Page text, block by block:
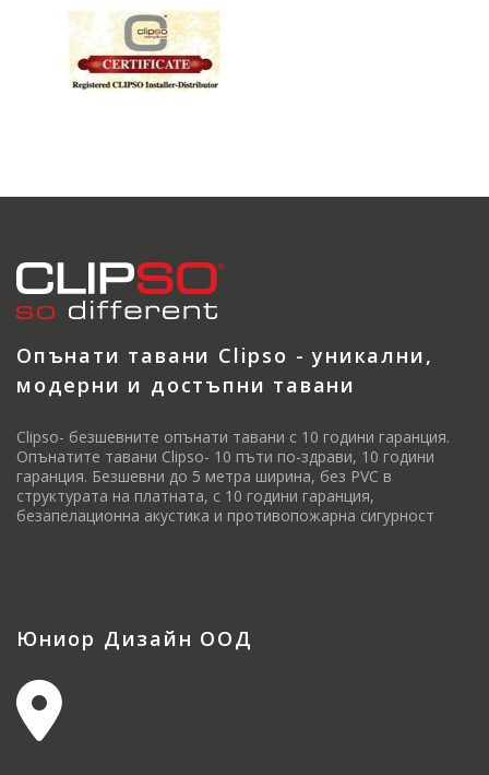
Опънати тавани Clipso - уникални,
модерни и достъпни тавани
Clipso- безшевните опънати тавани с 10 години гаранция.
Опънатите тавани Clipso- 10 пъти по-здрави, 10 години
гаранция. Безшевни до 5 метра ширина, без PVC в
структурата на платната, с 10 години гаранция,
безапелационна акустика и противопожарна сигурност
Юниор Дизайн ООД